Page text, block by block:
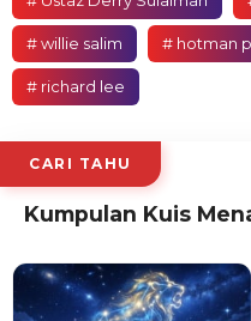
# willie salim # hotman
# richard lee
CARI TAHU
Kumpulan Kuis